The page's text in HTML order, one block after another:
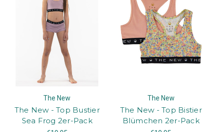
The New
The New - Top Bustier
Sea Frog 2er-Pack
The New
The New - Top Bistier
Blümchen 2er-Pack